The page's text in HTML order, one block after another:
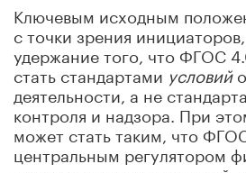
Ключевым исходным
с точки зрения инициаторов,
удержание того, что ФГОС
стать стандартами условий
деятельности, а не
контроля и надзора. При
может стать таким, что
центральным регулятором